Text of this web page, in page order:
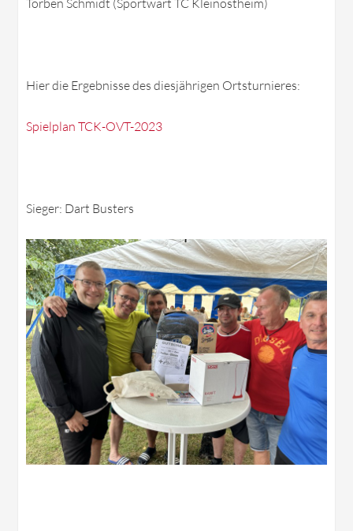
Torben Schmidt (Sportwart TC Kleinostheim)
Hier die Ergebnisse des diesjährigen Ortsturnieres:
Spielplan TCK-OVT-2023
Sieger: Dart Busters